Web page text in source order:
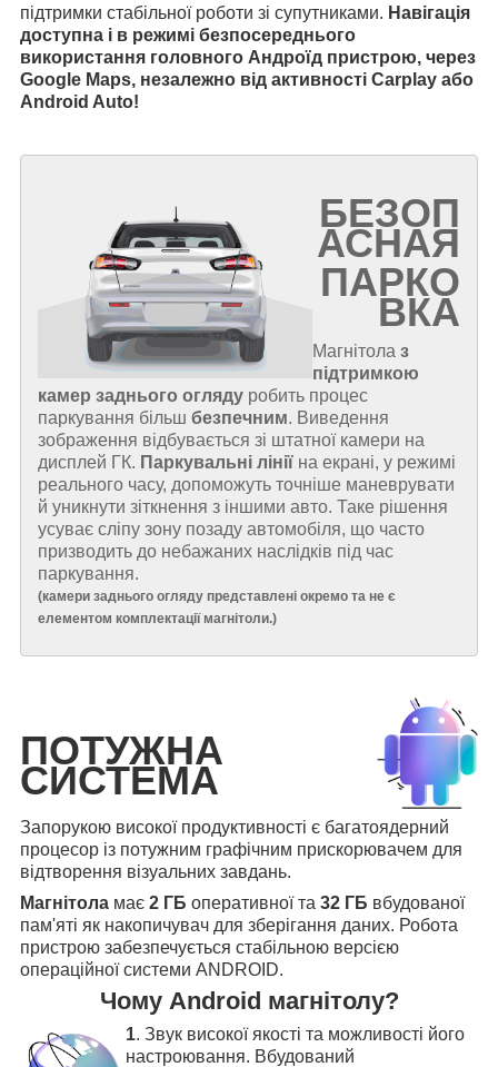
підтримки стабільної роботи зі супутниками. Навігація
доступна і в режимі безпосереднього
використання головного Андроїд пристрою, через
Google Maps, незалежно від активності Carplay або
Android Auto!
БЕЗОП
АСНАЯ
ПАРКО
ВКА
Магнітола з
підтримкою
камер заднього огляду робить процес
паркування більш безпечним. Виведення
зображення відбувається зі штатної камери на
дисплей ГК. Паркувальні лінії на екрані, у режимі
реального часу, допоможуть точніше маневрувати
й уникнути зіткнення з іншими авто. Таке рішення
усуває сліпу зону позаду автомобіля, що часто
призводить до небажаних наслідків під час
паркування.
(камери заднього огляду представлені окремо та не є
елементом комплектації магнітоли.)
ПОТУЖНА
СИСТЕМА
Запорукою високої продуктивності є багатоядерний
процесор із потужним графічним прискорювачем для
відтворення візуальних завдань.
Магнітола має 2 ГБ оперативної та 32 ГБ вбудованої
пам'яті як накопичувач для зберігання даних. Робота
пристрою забезпечується стабільною версією
операційної системи ANDROID.
Чому Android магнітолу?
1. Звук високої якості та можливості його
настроювання. Вбудований